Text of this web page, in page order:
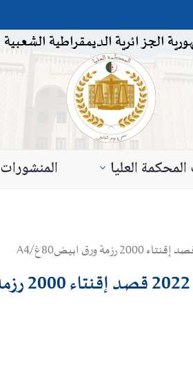
الجزائرية الديمقراطية الشعبية
العليا المنشورات